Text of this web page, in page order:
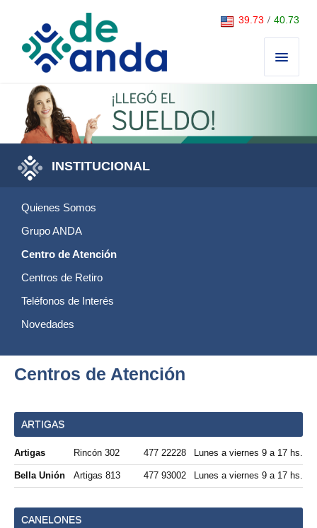
39.73 / 40.73
INSTITUCIONAL
Quienes Somos
Grupo ANDA
Centro de Atención
Centros de Retiro
Teléfonos de Interés
Novedades
Centros de Atención
ARTIGAS
Artigas Rincón 302 477 22228 Lunes a viernes 9 a 17 hs.
Bella Unión Artigas 813 477 93002 Lunes a viernes 9 a 17 hs.
CANELONES